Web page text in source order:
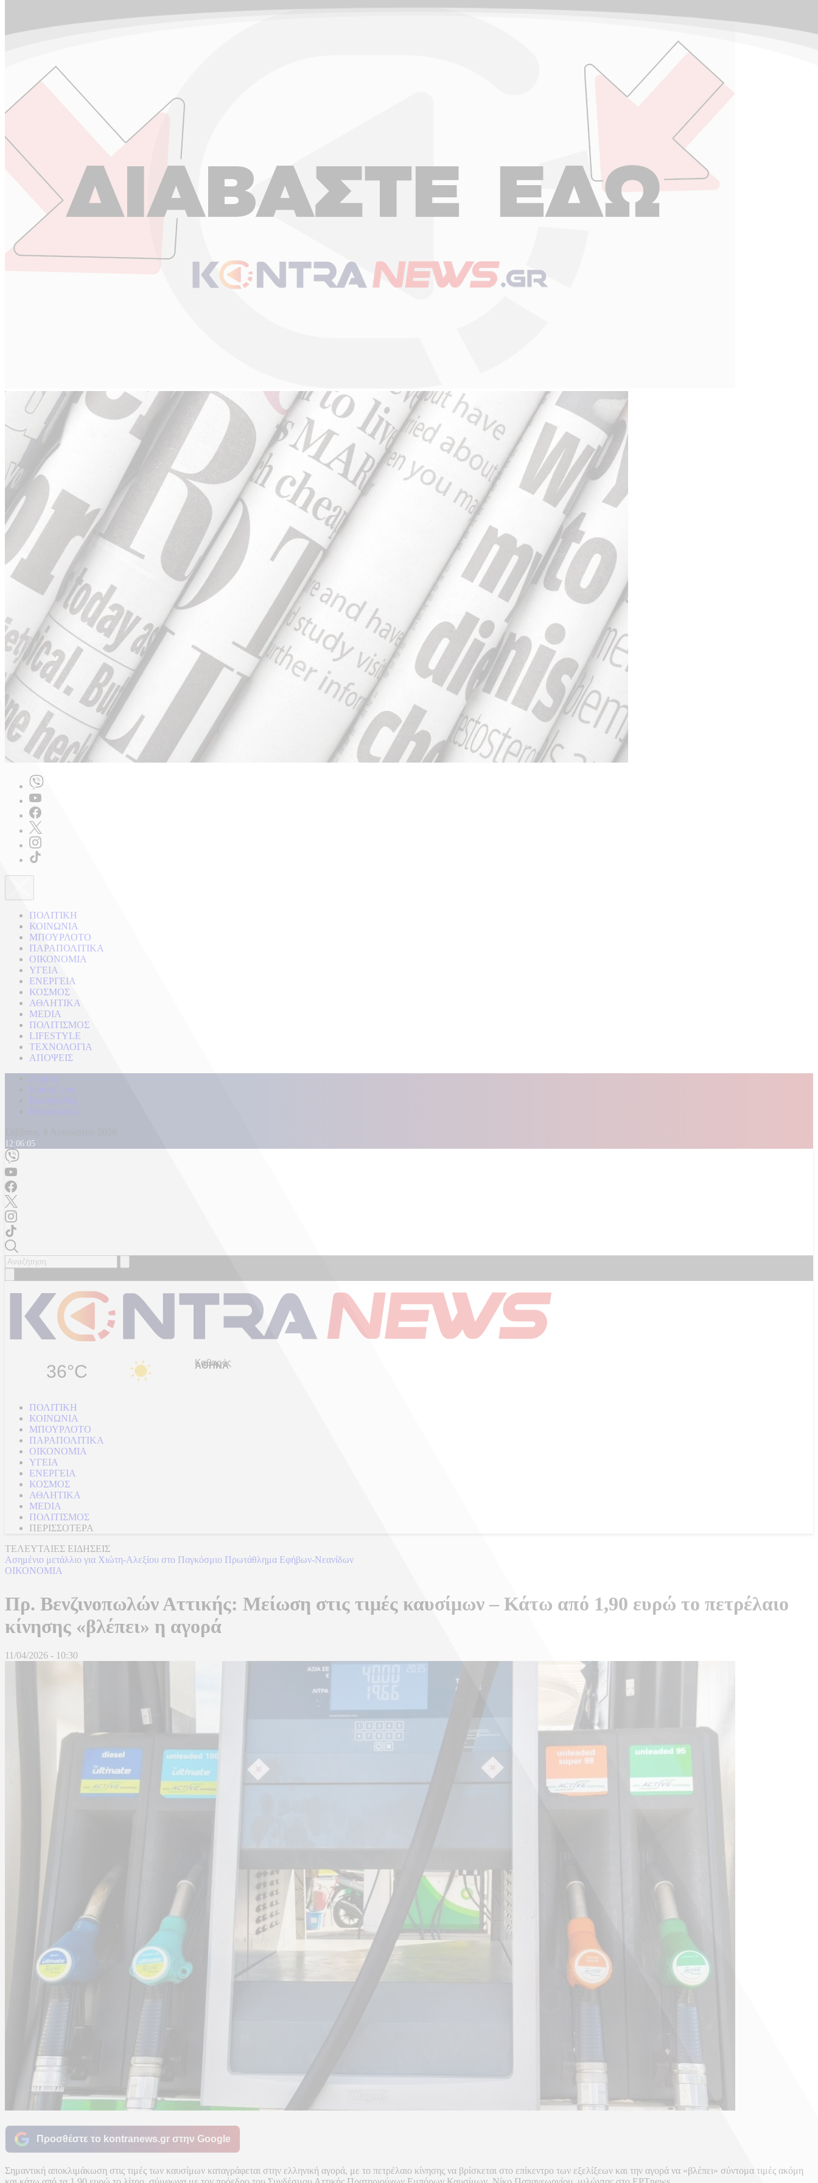
ΠΟΛΙΤΙΚΗ
ΚΟΙΝΩΝΙΑ
ΜΠΟΥΡΛΟΤΟ
ΠΑΡΑΠΟΛΙΤΙΚΑ
ΟΙΚΟΝΟΜΙΑ
ΥΓΕΙΑ
ΕΝΕΡΓΕΙΑ
ΚΟΣΜΟΣ
ΑΘΛΗΤΙΚΑ
MEDIA
ΠΟΛΙΤΙΣΜΟΣ
LIFESTYLE
ΤΕΧΝΟΛΟΓΙΑ
ΑΠΟΨΕΙΣ
Αρχική
Kontra Live
Καταγγελίες
Επικοινωνία
12:06:09
36°C Καθαρός
ΠΟΛΙΤΙΚΗ
ΚΟΙΝΩΝΙΑ
ΜΠΟΥΡΛΟΤΟ
ΠΑΡΑΠΟΛΙΤΙΚΑ
ΟΙΚΟΝΟΜΙΑ
ΥΓΕΙΑ
ΕΝΕΡΓΕΙΑ
ΚΟΣΜΟΣ
ΑΘΛΗΤΙΚΑ
MEDIA
ΠΟΛΙΤΙΣΜΟΣ
ΠΕΡΙΣΣΟΤΕΡΑ
ΤΕΛΕΥΤΑΙΕΣ ΕΙΔΗΣΕΙΣ
Ασημένιο μετάλλιο για Χιώτη-Αλεξίου στο Παγκόσμιο Πρωτάθλημα Εφήβων-Νεανίδων
ΟΙΚΟΝΟΜΙΑ
Πρ. Βενζινοπωλών Αττικής: Μείωση στις τιμές καυσίμων – Κάτω από 1,90 ευρώ το πετρέλαιο
κίνησης «βλέπει» η αγορά
11/04/2026 - 10:30
Προσθέστε το kontranews.gr στην Google
Σημαντική αποκλιμάκωση στις τιμές των καυσίμων καταγράφεται στην ελληνική αγορά, με το πετρέλαιο κίνησης να βρίσκεται στο επίκεντρο των εξελίξεων και την αγορά να «βλέπει» σύντομα τιμές ακόμη